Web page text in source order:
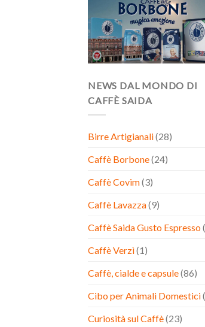
NEWS DAL MONDO DI
CAFFÈ SAIDA
Birre Artigianali(28)
Caffè Borbone(24)
Caffè Covim(3)
Caffè Lavazza(9)
Caffè Saida Gusto Espresso
Caffè Verzì(1)
Caffè, cialde e capsule(86)
Cibo per Animali Domestici
Curiosità sul Caffè(23)